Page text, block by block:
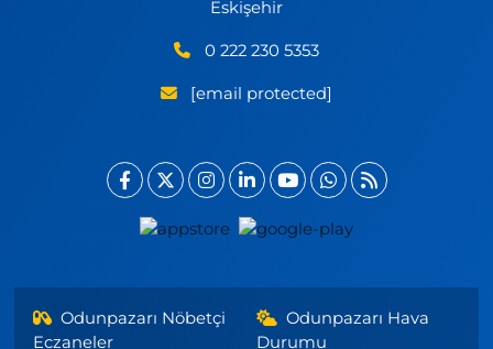
Eskişehir
0 222 230 5353
[email protected]
Odunpazarı Nöbetçi
Eczaneler
Odunpazarı Hava
Durumu